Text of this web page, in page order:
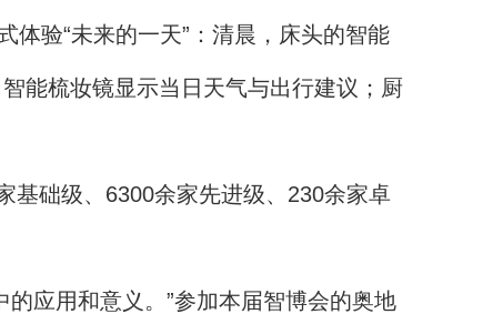
验“未来的一天”：清晨，床头的智能
能梳妆镜显示当日天气与出行建议；厨
础级、6300余家先进级、230余家卓
应用和意义。”参加本届智博会的奥地